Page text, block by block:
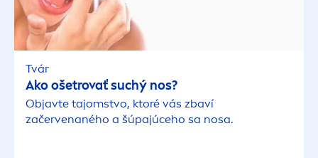
Tvár
Ako ošetrovať suchý nos?
Objavte tajomstvo, ktoré vás zbaví
začervenaného a šúpajúceho sa nosa.